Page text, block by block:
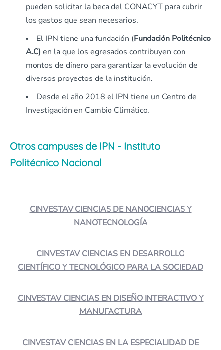
pueden solicitar la beca del CONACYT para cubrir
los gastos que sean necesarios.
El IPN tiene una fundación (Fundación Politécnico
A.C) en la que los egresados contribuyen con
montos de dinero para garantizar la evolución de
diversos proyectos de la institución.
Desde el año 2018 el IPN tiene un Centro de
Investigación en Cambio Climático.
Otros campuses de IPN - Instituto
Politécnico Nacional
CINVESTAV CIENCIAS DE NANOCIENCIAS Y
NANOTECNOLOGÍA
CINVESTAV CIENCIAS EN DESARROLLO
CIENTÍFICO Y TECNOLÓGICO PARA LA SOCIEDAD
CINVESTAV CIENCIAS EN DISEÑO INTERACTIVO Y
MANUFACTURA
CINVESTAV CIENCIAS EN LA ESPECIALIDAD DE